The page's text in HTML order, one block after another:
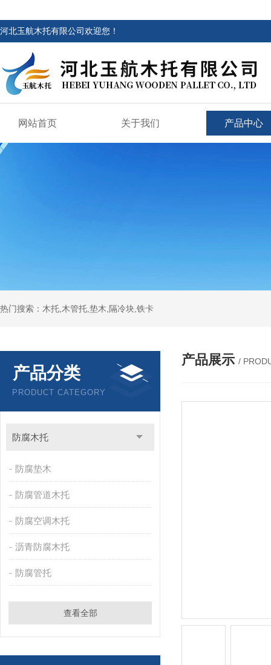
河北玉航木托有限公司欢迎您！
网站首页 关于我们 产品中心
热门搜索：木托,木管托,垫木,隔冷块,铁卡
产品分类
PRODUCT CATEGORY
防腐木托
防腐垫木
防腐管道木托
防腐空调木托
沥青防腐木托
防腐管托
查看全部
产品展示 /